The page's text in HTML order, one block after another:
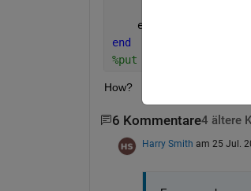
    end
end
%put x-values in the
How?
6 Kommentare4 ältere
Harry Smith am 25 Jul.